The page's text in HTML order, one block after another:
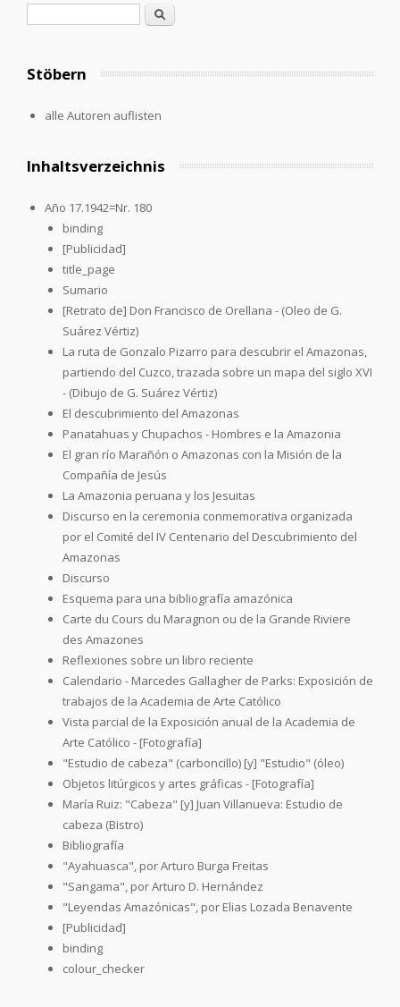
Suche
Stöbern
alle Autoren auflisten
Inhaltsverzeichnis
Año 17.1942=Nr. 180
binding
[Publicidad]
title_page
Sumario
[Retrato de] Don Francisco de Orellana - (Oleo de G.
Suárez Vértiz)
La ruta de Gonzalo Pizarro para descubrir el Amazonas,
partiendo del Cuzco, trazada sobre un mapa del siglo XVI
- (Dibujo de G. Suárez Vértiz)
El descubrimiento del Amazonas
Panatahuas y Chupachos - Hombres e la Amazonia
El gran río Marañón o Amazonas con la Misión de la
Compañía de Jesús
La Amazonia peruana y los Jesuitas
Discurso en la ceremonia conmemorativa organizada
por el Comité del IV Centenario del Descubrimiento del
Amazonas
Discurso
Esquema para una bibliografía amazónica
Carte du Cours du Maragnon ou de la Grande Riviere
des Amazones
Reflexiones sobre un libro reciente
Calendario - Marcedes Gallagher de Parks: Exposición de
trabajos de la Academia de Arte Católico
Vista parcial de la Exposición anual de la Academia de
Arte Católico - [Fotografía]
"Estudio de cabeza" (carboncillo) [y] "Estudio" (óleo)
Objetos litúrgicos y artes gráficas - [Fotografía]
María Ruiz: "Cabeza" [y] Juan Villanueva: Estudio de
cabeza (Bistro)
Bibliografía
"Ayahuasca", por Arturo Burga Freitas
"Sangama", por Arturo D. Hernández
"Leyendas Amazónicas", por Elias Lozada Benavente
[Publicidad]
binding
colour_checker